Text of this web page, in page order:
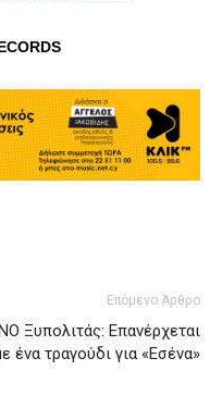
Επόμενο Άρθρο
Ξυπολιτάς: Επανέρχεται
ένα τραγούδι για «Εσένα»